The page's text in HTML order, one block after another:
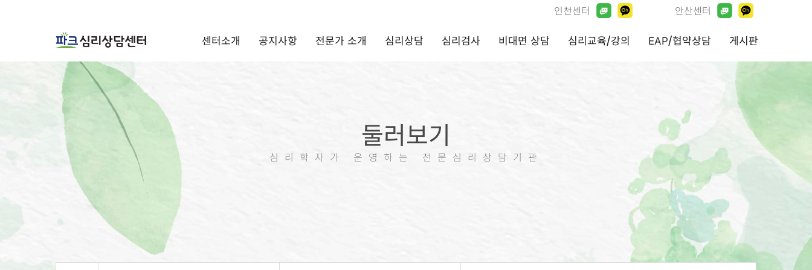
안산센터
인천센터
센터소개 공지사항 전문가 소개 심리상담 심리검사 비대면 상담 심리교육/강의 EAP/협약상담 게시판
둘러보기
심리학자가 운영하는 전문심리상담기관